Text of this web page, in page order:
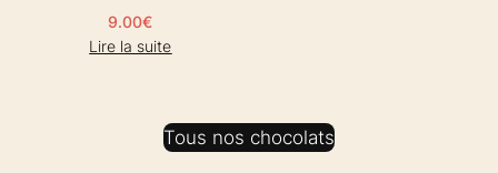
9.00€
Lire la suite
Tous nos chocolats